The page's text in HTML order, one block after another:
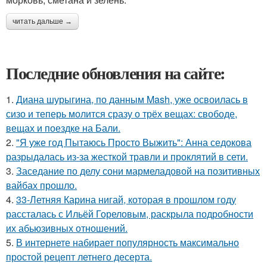
читать дальше →
Последние обновления на сайте:
1. Диана шурыгина, по данным Mash, уже освоилась в
сизо и теперь молится сразу о трёх вещах: свободе,
вещах и поездке на Бали.
2. "Я уже год Пытаюсь Просто Выжить": Анна седокова
разрыдалась из-за жесткой травли и проклятий в сети.
3. Заседание по делу сони мармеладовой на позитивных
вайбах прошло.
4. 33-Летняя Карина нигай, которая в прошлом году
рассталась с Ильёй Гореловым, раскрыла подробности
их абьюзивных отношений.
5. В интернете набирает популярность максимально
простой рецепт летнего десерта.